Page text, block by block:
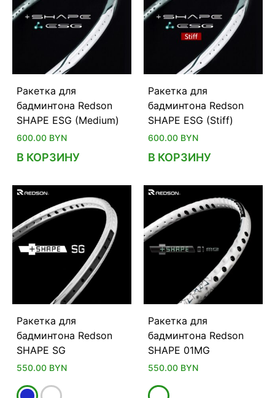
Ракетка для
бадминтона Redson
SHAPE ESG (Medium)
600.00 BYN
В КОРЗИНУ
Ракетка для
бадминтона Redson
SHAPE ESG (Stiff)
600.00 BYN
В КОРЗИНУ
Ракетка для
бадминтона Redson
SHAPE SG
550.00 BYN
Ракетка для
бадминтона Redson
SHAPE 01MG
550.00 BYN